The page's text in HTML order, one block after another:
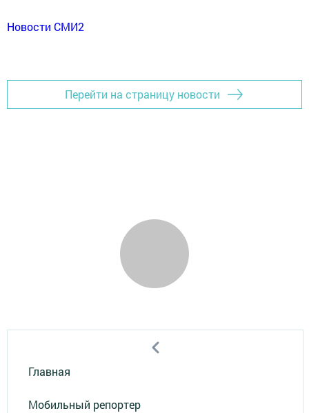
Новости СМИ2
Перейти на страницу новости
Главная
Мобильный репортер